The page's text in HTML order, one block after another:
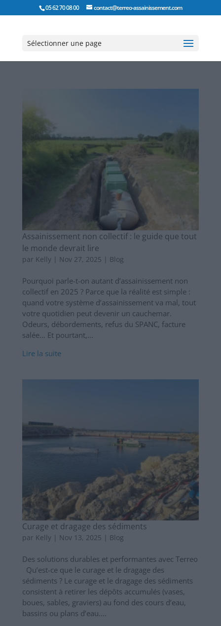
05 62 70 08 00 contact@terreo-assainissement.com
Sélectionner une page
Assainissement non collectif : le guide que tout
le monde devrait lire
par Kelly| Nov 27, 2025 | Blog
Pourquoi parle-t-on autant d’assainissement non
collectif en 2025 ? Parce que la réalité est simple :
quand votre système d’assainissement va mal, tout
votre quotidien peut devenir un cauchemar.
Odeurs, débordements, refus du SPANC, facture
salée… Et pourtant,...
Lire la suite
Curage et dragage des sédiments
par Kelly| Nov 13, 2025 | Blog
Des solutions durables et performantes avec Terreo
Qu’est-ce que le curage et le dragage des
sédiments ? Le curage et le dragage des sédiments
consistent à retirer les dépôts accumulés (vases,
boues, sables, graviers) au fond des cours d’eau,
bassins ou plans d’eau....